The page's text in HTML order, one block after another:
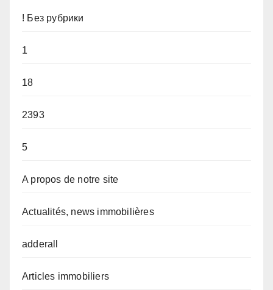
! Без рубрики
1
18
2393
5
A propos de notre site
Actualités, news immobilières
adderall
Articles immobiliers